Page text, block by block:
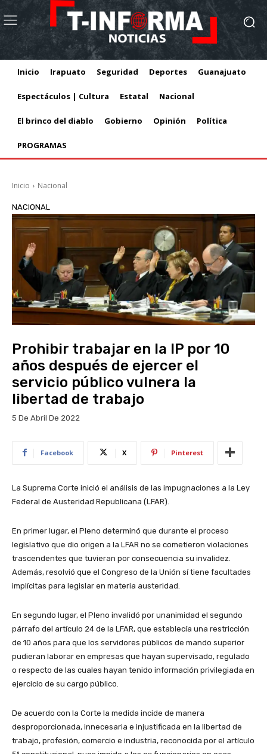
Inicio Irapuato Seguridad Deportes Guanajuato
Espectáculos | Cultura Estatal Nacional
El brinco del diablo Gobierno Opinión Política
PROGRAMAS
Inicio Nacional
NACIONAL
Prohibir trabajar en la IP por 10
años después de ejercer el
servicio público vulnera la
libertad de trabajo
5 De Abril De 2022
Facebook X Pinterest
La Suprema Corte inició el análisis de las impugnaciones a la Ley
Federal de Austeridad Republicana (LFAR).
En primer lugar, el Pleno determinó que durante el proceso
legislativo que dio origen a la LFAR no se cometieron violaciones
trascendentes que tuvieran por consecuencia su invalidez.
Además, resolvió que el Congreso de la Unión sí tiene facultades
implícitas para legislar en materia austeridad.
En segundo lugar, el Pleno invalidó por unanimidad el segundo
párrafo del artículo 24 de la LFAR, que establecía una restricción
de 10 años para que los servidores públicos de mando superior
pudieran laborar en empresas que hayan supervisado, regulado
o respecto de las cuales hayan tenido información privilegiada en
ejercicio de su cargo público.
De acuerdo con la Corte la medida incide de manera
desproporcionada, innecesaria e injustificada en la libertad de
trabajo, profesión, comercio e industria, reconocida por el artículo